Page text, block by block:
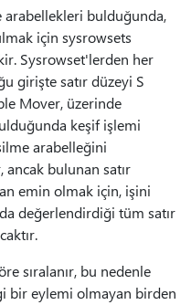
bulduğunda,
için sysrowsets
Sysrowset'lerden her
girişte satır düzeyi S
Mover, üzerinde
keşif işlemi
arabelleğini
ancak bulunan satır
emin olmak için, işini
değerlendirdiği tüm satır
sıralanır, bu nedenle
bir eylemi olmayan birden